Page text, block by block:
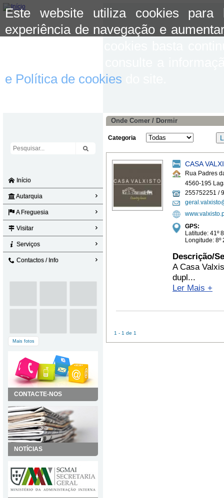
Este website utiliza cookies para
experiência de navegação e
e Política de cookies
Início
Autarquia
A Freguesia
Visitar
Serviços
Contactos / Info
Mais fotos
CONTACTE-NOS
NOTÍCIAS
Onde Comer / Dormir
Categoria
CASA
Rua Padres
4560-195
255752251 /
GPS:
Latitude: 41º
Longitude: 8º
Descrição/
A Casa
dupl...
Ler Mais +
1 - 1 de 1